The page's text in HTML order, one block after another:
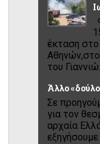
έκταση
του
Άλλο
Σε
για τον
αρχαία